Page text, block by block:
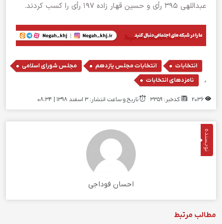
عبداللهی ۳۹۵ رأی و حسین قهار زاده ۱۹۷ رأی را کسب کردند.
انتخابات , انتخابات مجلس یازدهم , مجلس شورای اسلامی
, نامزدهای انتخابات
کدخبر: 3359 تاریخ و ساعت انتشار: ۳ اسفند ۱۳۹۸ | 08:34
نویسنده
احسان فوداجی
مطالب مرتبط